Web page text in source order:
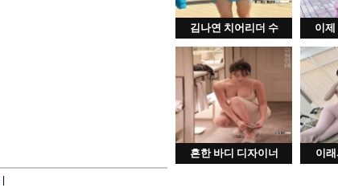
김나연 치어리더 수 이제
흔한 바디 디자이너 이